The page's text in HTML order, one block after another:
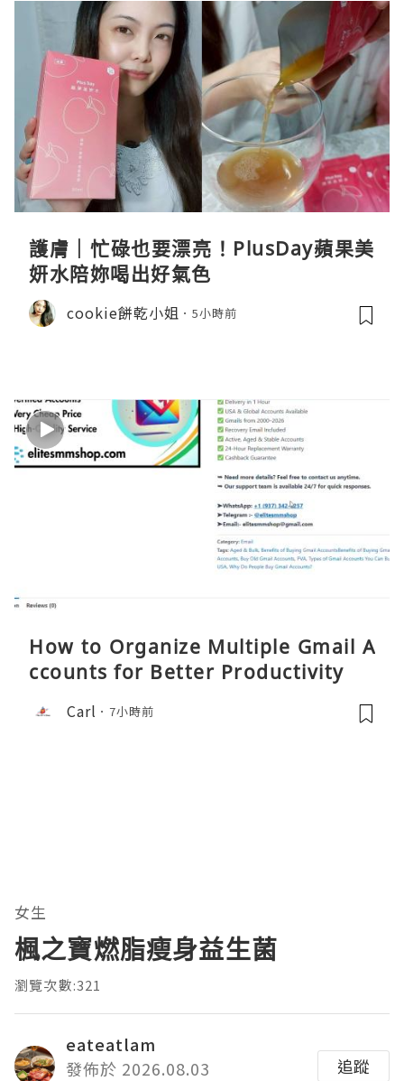
護膚｜忙碌也要漂亮！PlusDay蘋果美
妍水陪妳喝出好氣色
cookie餅乾小姐 5小時前
How to Organize Multiple Gmail A
ccounts for Better Productivity
Carl 7小時前
女生
楓之寶燃脂瘦身益生菌
瀏覽次數:321
eateatlam
發佈於 2026.08.03
追蹤